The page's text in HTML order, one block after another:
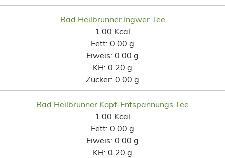
Bad Heilbrunner Ingwer Tee
1.00 Kcal
Fett: 0.00 g
Eiweis: 0.00 g
KH: 0.20 g
Zucker: 0.00 g
Bad Heilbrunner Kopf-Entspannungs Tee
1.00 Kcal
Fett: 0.00 g
Eiweis: 0.00 g
KH: 0.20 g